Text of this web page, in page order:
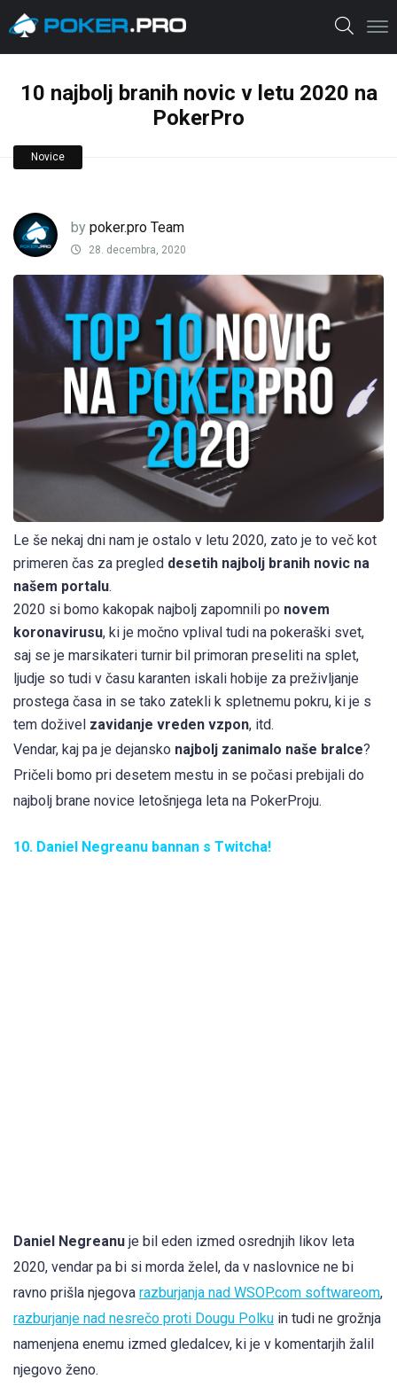
10 najbolj branih novic v letu 2020 na
PokerPro
Novice
by poker.pro Team
28. decembra, 2020
Le še nekaj dni nam je ostalo v letu 2020, zato je to več kot
primeren čas za pregled desetih najbolj branih novic na
našem portalu.
2020 si bomo kakopak najbolj zapomnili po novem
koronavirusu, ki je močno vplival tudi na pokeraški svet,
saj se je marsikateri turnir bil primoran preseliti na splet,
ljudje so tudi v času karanten iskali hobije za preživljanje
prostega časa in se tako zatekli k spletnemu pokru, ki je s
tem doživel zavidanje vreden vzpon, itd.
Vendar, kaj pa je dejansko najbolj zanimalo naše bralce?
Pričeli bomo pri desetem mestu in se počasi prebijali do
najbolj brane novice letošnjega leta na PokerProju.
10. Daniel Negreanu bannan s Twitcha!
Daniel Negreanu je bil eden izmed osrednjih likov leta
2020, vendar pa bi si morda želel, da v naslovnice ne bi
ravno prišla njegova razburjanja nad WSOP.com softwareom,
razburjanje nad nesrečo proti Dougu Polku in tudi ne grožnja
namenjena enemu izmed gledalcev, ki je v komentarjih žalil
njegovo ženo.